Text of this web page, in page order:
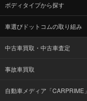
ボディタイプから探す
車選びドットコムの取り組み
中古車買取・中古車査定
事故車買取
自動車メディア「CARPRIME」